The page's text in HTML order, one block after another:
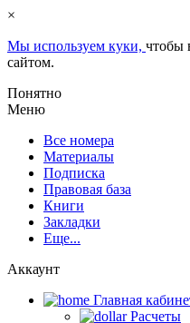
×
Мы используем куки, чтобы
сайтом.
Понятно
Меню
Все номера
Материалы
Подписка
Правовая база
Книги
Закладки
Еще...
Аккаунт
Главная
Расчеты